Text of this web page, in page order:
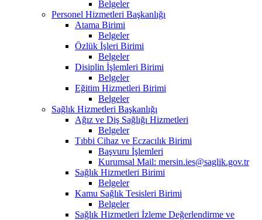
Belgeler
Personel Hizmetleri Başkanlığı
Atama Birimi
Belgeler
Özlük İşleri Birimi
Belgeler
Disiplin İşlemleri Birimi
Belgeler
Eğitim Hizmetleri Birimi
Belgeler
Sağlık Hizmetleri Başkanlığı
Ağız ve Diş Sağlığı Hizmetleri
Belgeler
Tıbbi Cihaz ve Eczacılık Birimi
Başvuru İşlemleri
Kurumsal Mail: mersin.ies@saglik.gov.tr
Sağlık Hizmetleri Birimi
Belgeler
Kamu Sağlık Tesisleri Birimi
Belgeler
Sağlık Hizmetleri İzleme Değerlendirme ve